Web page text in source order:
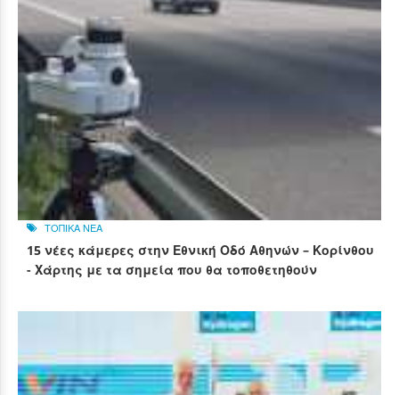
ΤΟΠΙΚΑ ΝΕΑ
15 νέες κάμερες στην Εθνική Οδό Αθηνών – Κορίνθου
- Χάρτης με τα σημεία που θα τοποθετηθούν